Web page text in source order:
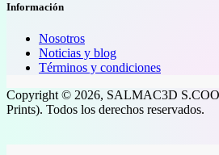
Información
Nosotros
Noticias y blog
Términos y condiciones
Copyright © 2026, SALMAC3D
Prints). Todos los derechos reservados.